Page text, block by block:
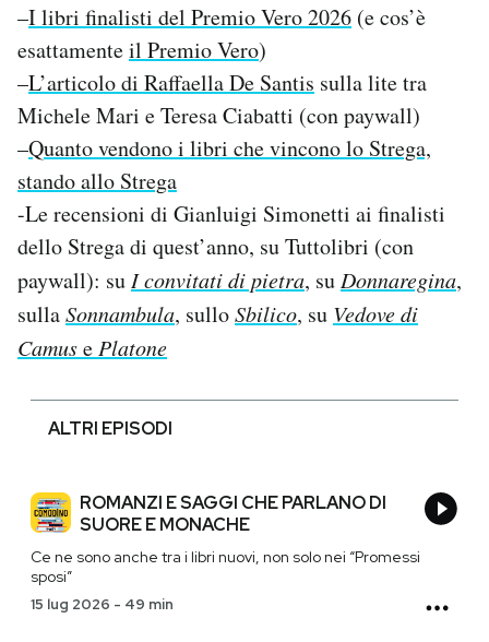
–I libri finalisti del Premio Vero 2026 (e cos’è
esattamenteil Premio Vero)
–L’articolo di Raffaella De Santis sulla lite tra
Michele Mari e Teresa Ciabatti (con paywall)
–Quanto vendono i libri che vincono lo Strega,
stando allo Strega
-Le recensioni di Gianluigi Simonetti ai finalisti
dello Strega di quest’anno, su Tuttolibri (con
paywall): su I convitati di pietra, su Donnaregina,
sullaSonnambula, sulloSbilico, su Vedove di
Camuse Platone
ALTRI EPISODI
ROMANZI E SAGGI CHE PARLANO DI
SUORE E MONACHE
Ce ne sono anche tra i libri nuovi, non solo nei “Promessi
sposi”
15 lug 2026 - 49 min